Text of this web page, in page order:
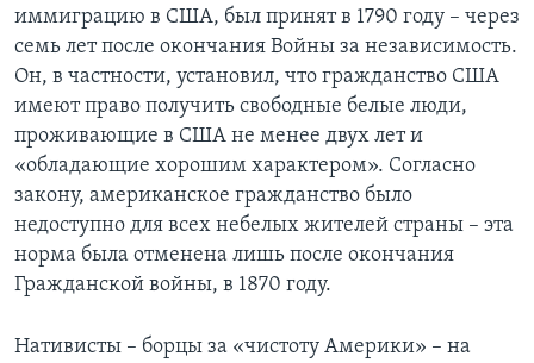
иммиграцию в США, был принят в 1790 году – через
семь лет после окончания Войны за независимость.
Он, в частности, установил, что гражданство США
имеют право получить свободные белые люди,
проживающие в США не менее двух лет и
«обладающие хорошим характером». Согласно
закону, американское гражданство было
недоступно для всех небелых жителей страны – эта
норма была отменена лишь после окончания
Гражданской войны, в 1870 году.
Нативисты – борцы за «чистоту Америки» – на